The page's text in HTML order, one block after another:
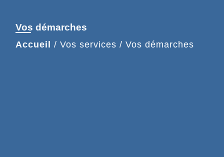
Vos démarches
Accueil / Vos services / Vos démarches